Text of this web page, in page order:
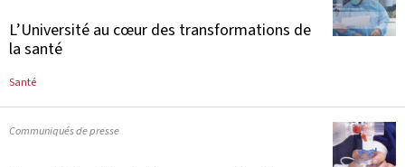
L’Université au cœur des transformations de
la santé
Santé
Communiqués de presse